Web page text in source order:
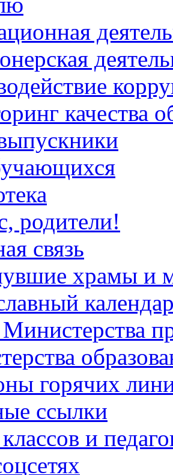
качества
родители!
связь
храмы и
горячих
ссылки
и